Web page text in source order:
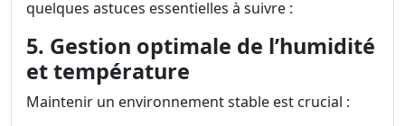
quelques astuces essentielles à suivre :
5. Gestion optimale de l’humidité
et température
Maintenir un environnement stable est crucial :